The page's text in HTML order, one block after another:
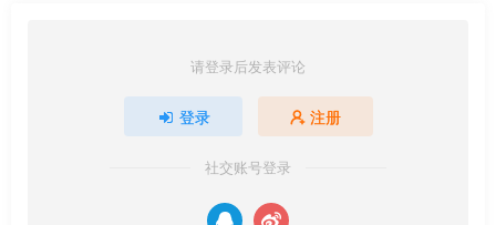
请登录后发表评论
登录 注册
社交账号登录